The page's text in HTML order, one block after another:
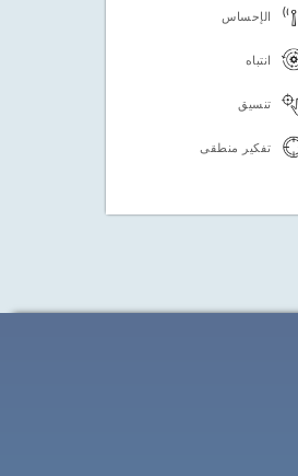
الإحساس
انتباه
تنسيق
تفكير منطقى